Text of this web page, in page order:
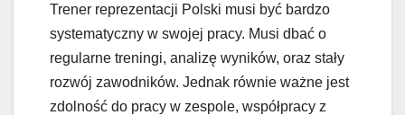
Trener reprezentacji Polski musi być bardzo
systematyczny w swojej pracy. Musi dbać o
regularne treningi, analizę wyników, oraz stały
rozwój zawodników. Jednak równie ważne jest
zdolność do pracy w zespole, współpracy z